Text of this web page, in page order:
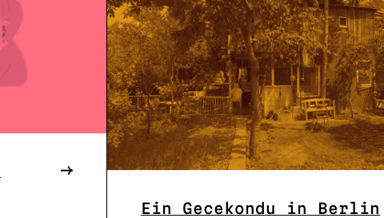
Ein Gecekondu in Berlin